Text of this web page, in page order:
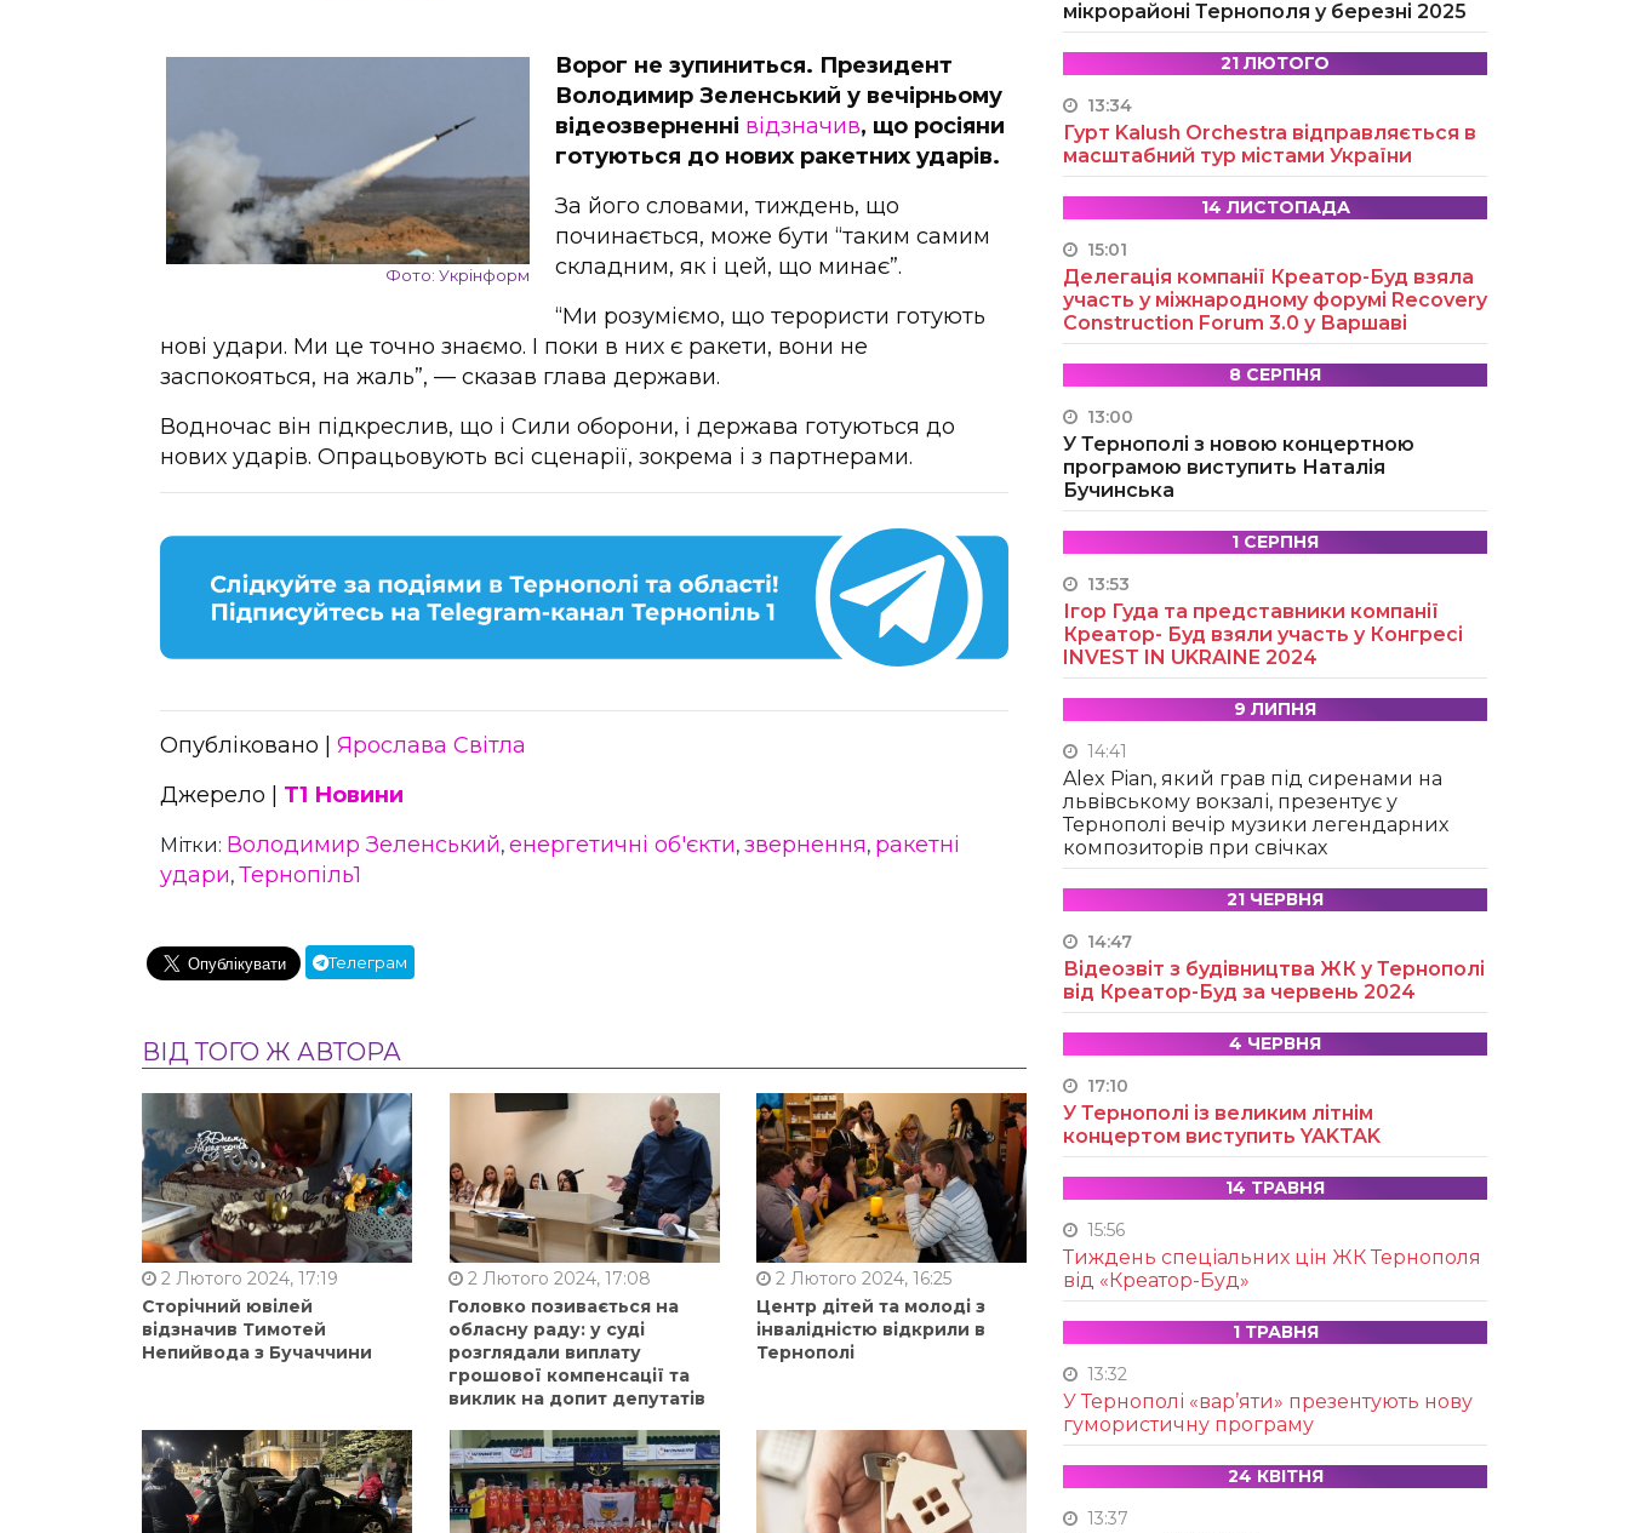
Фото: Укрінформ
Ворог не зупиниться. Президент
Володимир Зеленський у вечірньому
відеозверненні відзначив, що росіяни
готуються до нових ракетних ударів.
За його словами, тиждень, що
починається, може бути “таким самим
складним, як і цей, що минає”.
“Ми розуміємо, що терористи готують
нові удари. Ми це точно знаємо. І поки в них є ракети, вони не
заспокояться, на жаль”, — сказав глава держави.
Водночас він підкреслив, що і Сили оборони, і держава готуються до
нових ударів. Опрацьовують всі сценарії, зокрема і з партнерами.
Опубліковано | Ярослава Світла
Джерело | Т1 Новини
Мітки: Володимир Зеленський, енергетичні об'єкти, звернення, ракетні
удари, Тернопіль1
Телеграм
ВІД ТОГО Ж АВТОРА
2 Лютого 2024, 17:19
Сторічний ювілей
відзначив Тимотей
Непийвода з Бучаччини
2 Лютого 2024, 17:08
Головко позивається на
обласну раду: у суді
розглядали виплату
грошової компенсації та
виклик на допит депутатів
2 Лютого 2024, 16:25
Центр дітей та молоді з
інвалідністю відкрили в
Тернополі
мікрорайоні Тернополя у березні 2025
21 ЛЮТОГО
13:34
Гурт Kalush Orchestra відправляється в
масштабний тур містами України
14 ЛИСТОПАДА
15:01
Делегація компанії Креатор-Буд взяла
участь у міжнародному форумі Recovery
Construction Forum 3.0 у Варшаві
8 СЕРПНЯ
13:00
У Тернополі з новою концертною
програмою виступить Наталія
Бучинська
1 СЕРПНЯ
13:53
Ігор Гуда та представники компанії
Креатор- Буд взяли участь у Конгресі
INVEST IN UKRAINE 2024
9 ЛИПНЯ
14:41
Alex Pian, який грав під сиренами на
львівському вокзалі, презентує у
Тернополі вечір музики легендарних
композиторів при свічках
21 ЧЕРВНЯ
14:47
Відеозвіт з будівництва ЖК у Тернополі
від Креатор-Буд за червень 2024
4 ЧЕРВНЯ
17:10
У Тернополі із великим літнім
концертом виступить YAKTAK
14 ТРАВНЯ
15:56
Тиждень спеціальних цін ЖК Тернополя
від «Креатор-Буд»
1 ТРАВНЯ
13:32
У Тернополі «вар’яти» презентують нову
гумористичну програму
24 КВІТНЯ
13:37